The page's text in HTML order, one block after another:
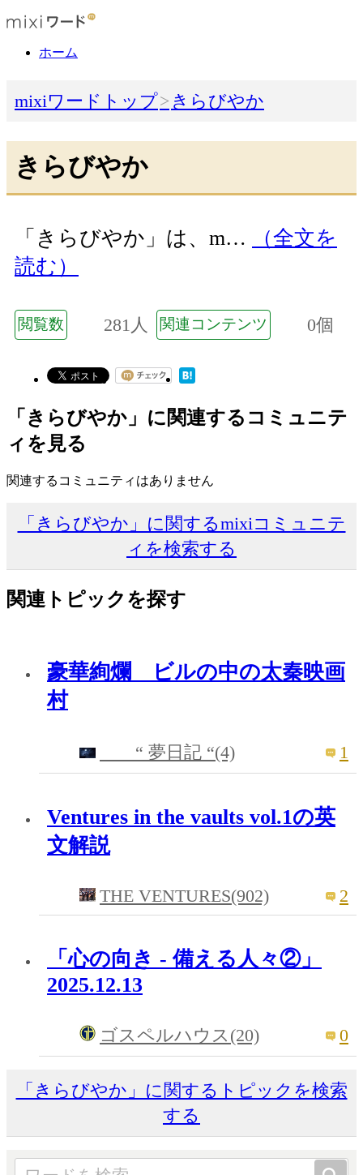
ホーム
mixiワードトップ きらびやか
きらびやか
「きらびやか」は、m…
（全文を
読む）
閲覧数 281人 関連コンテンツ 0個
「きらびやか」に関連するコミュニテ
ィを見る
関連するコミュニティはありません
「きらびやか」に関するmixiコミュニテ
ィを検索する
関連トピックを探す
豪華絢爛 ビルの中の太秦映画
村
“ 夢日記 “(4) 1
Ventures in the vaults vol.1の英
文解説
THE VENTURES(902) 2
「心の向き - 備える人々②」
2025.12.13
ゴスペルハウス(20) 0
「きらびやか」に関するトピックを検索
する